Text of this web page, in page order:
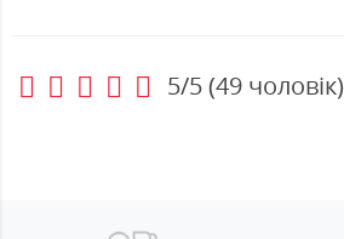
5/5(49 чоловік)